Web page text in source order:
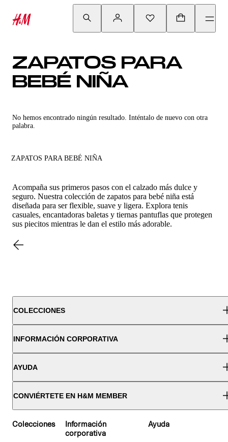
ZAPATOS PARA
BEBÉ NIÑA
No hemos encontrado ningún resultado. Inténtalo de nuevo con otra
palabra.
ZAPATOS PARA BEBÉ NIÑA
Acompaña sus primeros pasos con el calzado más dulce y
seguro. Nuestra colección de zapatos para bebé niña está
diseñada para ser flexible, suave y ligera. Explora tenis
casuales, encantadoras baletas y tiernas pantuflas que protegen
sus piecitos mientras le dan el estilo más adorable.
COLECCIONES
INFORMACIÓN CORPORATIVA
AYUDA
CONVIÉRTETE EN H&M MEMBER
Colecciones
Información
corporativa
Ayuda